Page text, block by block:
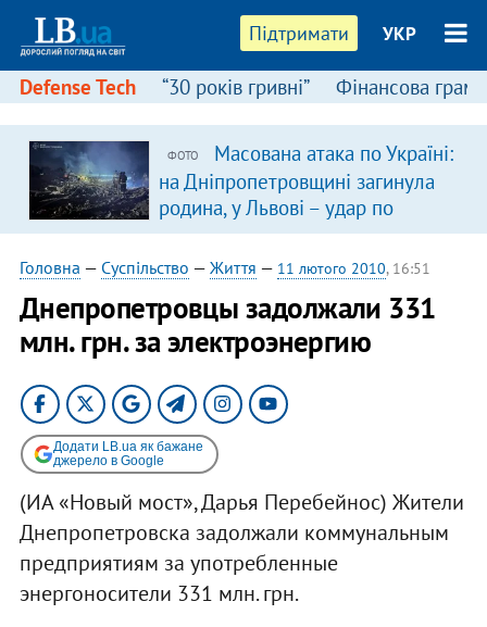
Підтримати УКР
Defense Tech “30 років гривні” Фінансова
ФОТО
Масована атака по Україні:
на Дніпропетровщині загинула
родина, у Львові – удар по
багатоповерхівках
(доповнюється)
Головна — Суспільство — Життя — 11 лютого 2010, 16:51
Днепропетровцы задолжали 331
млн. грн. за электроэнергию
Додати LB.ua як бажане
джерело в Google
(ИА «Новый мост», Дарья Перебейнос) Жители
Днепропетровска задолжали коммунальным
предприятиям за употребленные
энергоносители 331 млн. грн.